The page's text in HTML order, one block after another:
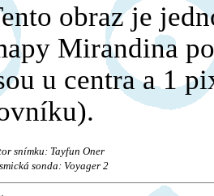
obraz je
Mirandina
u centra a 1
snímku: Tayfun Oner
sonda: Voyager 2